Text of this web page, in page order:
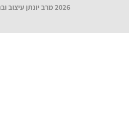
2026 מרב יונתן עיצוב ובניית אתרים